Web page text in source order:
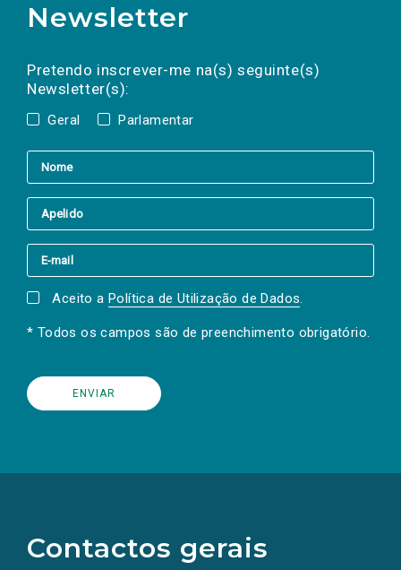
Newsletter
Pretendo inscrever-me na(s) seguinte(s)
Newsletter(s):
Geral Parlamentar
a(s) newsletter(s).
mail
Aceito a Política de Utilização de Dados.
* Todos os campos são de preenchimento obrigatório.
Contactos gerais
redes
sociais